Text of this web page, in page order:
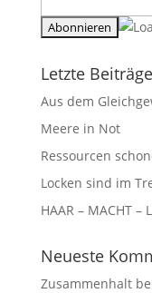
Letzte Beiträge
Aus dem
Meere in Not
Ressourcen
Locken sind im
HAAR – MACHT –
Neueste
Zusammenhalt